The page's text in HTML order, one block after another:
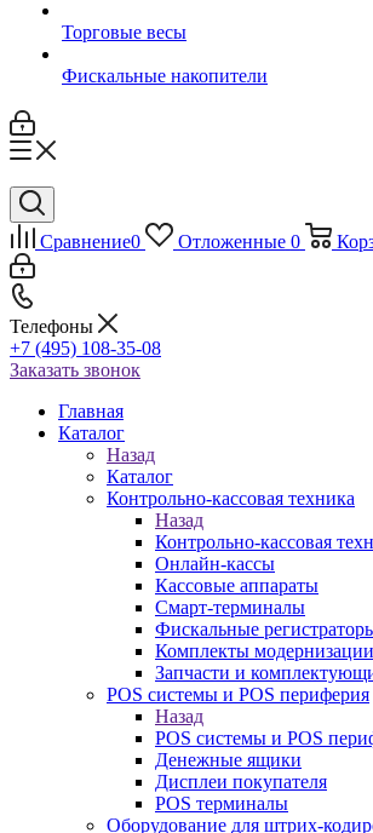
Торговые весы
Фискальные накопители
Сравнение0 Отложенные 0
Телефоны
+7 (495) 108-35-08
Заказать звонок
Главная
Каталог
Назад
Каталог
Контрольно-кассовая техника
Назад
Контрольно-кассовая
Онлайн-кассы
Кассовые аппараты
Смарт-терминалы
Фискальные
Комплекты
Запчасти и
POS системы и POS периферия
Назад
POS системы и POS
Денежные ящики
Дисплеи покупателя
POS терминалы
Оборудование для штрих-